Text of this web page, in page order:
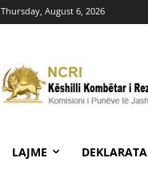
Thursday, August 6, 2026
LAJME DEKLARATA